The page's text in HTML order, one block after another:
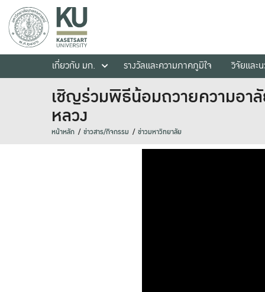
เกี่ยวกับ มก. รางวัลและความภาคภูมิใจ วิจัยและ
เชิญร่วมพิธีน้อมถวายความอา
หลวง
หน้าหลัก ข่าวสาร/กิจกรรม ข่าวมหาวิทยาลัย